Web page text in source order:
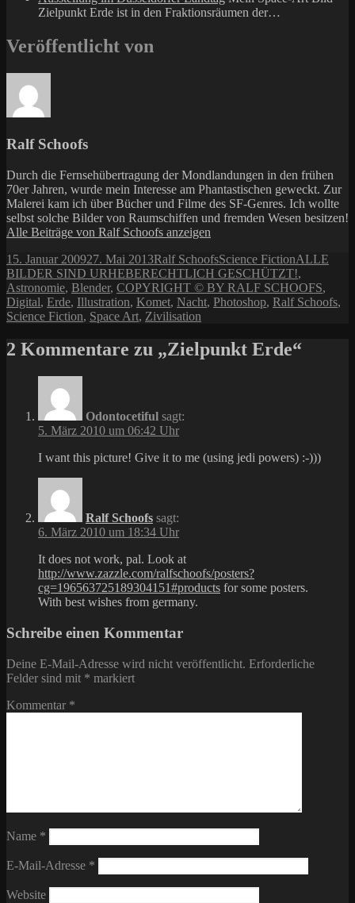
Zielpunkt Erde ist in den Fraktionsräumen der…
Veröffentlicht von
Ralf Schoofs
Durch die Fernsehübertragung der Mondlandungen in den frühen
70er Jahren, wurde mein Interesse am Phantastischen geweckt. Zur
Malerei kam ich über Bücher und Filme des SF-Genres. Ich wollte
selbst solche Bilder von Raumschiffen und fremden Wesen besitzen!
Alle Beiträge von Ralf Schoofs anzeigen
Veröffentlicht
am
15. Januar 200927. Mai 2013Autor
Ralf SchoofsKategorien
Science FictionALLE
BILDER SIND URHEBERECHTLICH GESCHÜTZT!,
Astronomie, Blender, COPYRIGHT © BY RALF SCHOOFS,
Digital, Erde, Illustration, Komet, Nacht, Photoshop, Ralf Schoofs,
Science Fiction, Space Art, Zivilisation
2 Kommentare zu „Zielpunkt Erde“
Odontocetiful sagt:
5. März 2010 um 06:42 Uhr
I want this picture! Give it to me (using jedi powers) :-)))
Ralf Schoofs sagt:
6. März 2010 um 18:34 Uhr
It does not work, pal. Look at
http://www.zazzle.com/ralfschoofs/posters?
cg=196563725189304151#products for some posters.
With best wishes from germany.
Schreibe einen Kommentar
Deine E-Mail-Adresse wird nicht veröffentlicht. Erforderliche
Felder sind mit * markiert
Kommentar *
Name *
E-Mail-Adresse *
Website